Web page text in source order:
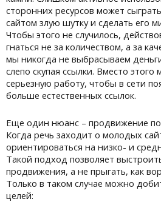
сторонних ресурсов может
сайтом злую шутку и сделать его
Чтобы этого не случилось,
гнаться не за количеством, а за
мы никогда не выбрасываем
слепо скупая ссылки. Вместо
серьезную работу, чтобы в сети
больше естественных ссылок.
Еще один нюанс – продвижение
Когда речь заходит о молодых
ориентироваться на низко- и
Такой подход позволяет
продвижения, а не прыгать, как
Только в таком случае можно
целей: